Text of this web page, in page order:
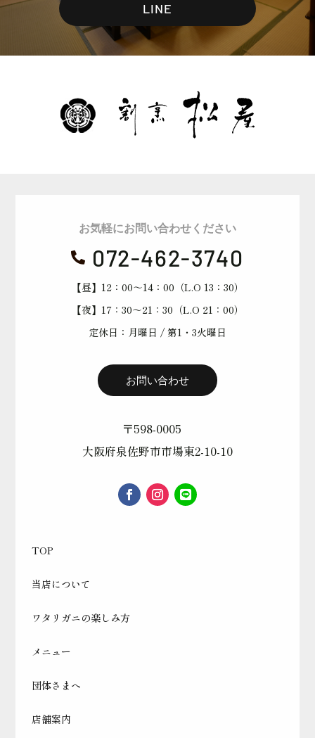
LINE
お気軽にお問い合わせください
 072-462-3740
【昼】12：00～14：00（L.O 13：30）
【夜】17：30～21：30（L.O 21：00）
定休日：月曜日 / 第1・3火曜日
お問い合わせ
〒598-0005
大阪府泉佐野市市場東2-10-10
TOP
当店について
ワタリガニの楽しみ方
メニュー
団体さまへ
店舗案内